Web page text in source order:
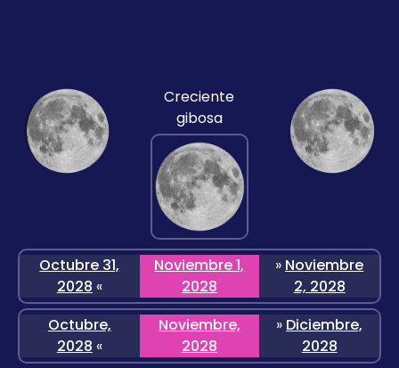
Creciente
gibosa
Octubre 31,
2028 «
Noviembre 1,
2028
» Noviembre
2, 2028
Octubre,
2028 «
Noviembre,
2028
» Diciembre,
2028